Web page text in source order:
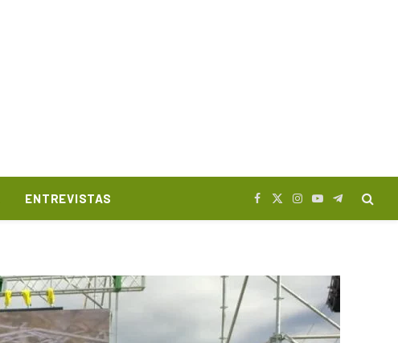
ENTREVISTAS Facebook
X
(Twitter)
Instagram
YouTubeTelegram